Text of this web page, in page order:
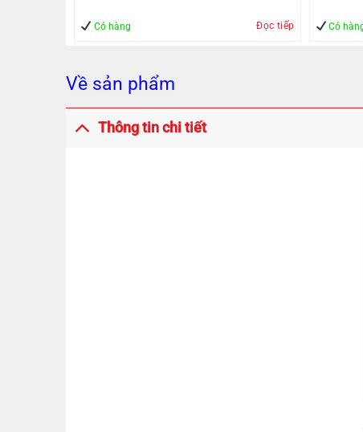
Có hàng Đọc tiếp Có
Về sản phẩm
Thông tin chi tiết